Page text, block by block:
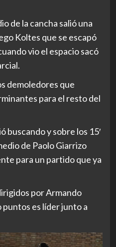
de la cancha salió una
Koltes que se escapó
vio el espacio sacó
demoledores que
para el resto del
buscando y sobre los 15′
de Paolo Giarrizo
para un partido que ya
por Armando
es líder junto a